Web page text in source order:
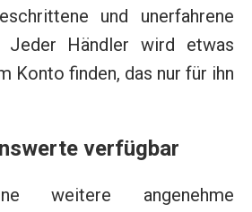
und unerfahrene
Jeder Händler wird etwas
Konto finden, das nur für ihn
verfügbar
weitere angenehme